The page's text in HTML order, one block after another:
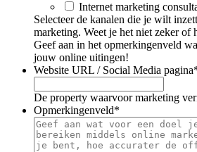
Internet marketing
Selecteer de kanalen die je wilt
marketing. Weet je het niet zeker of
Geef aan in het opmerkingenveld
jouw online uitingen!
Website URL / Social Media pagina
De property waarvoor marketing
Opmerkingenveld*